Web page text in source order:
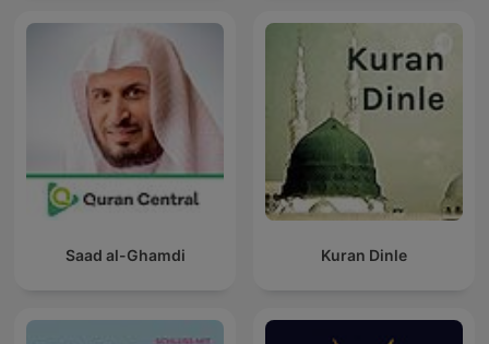
Saad al-Ghamdi Kuran Dinle